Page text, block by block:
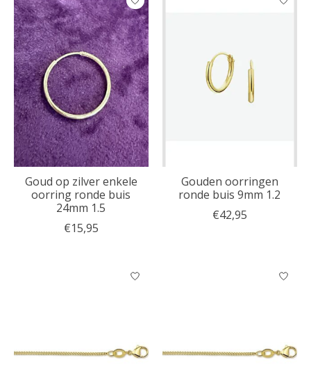
Goud op zilver enkele
oorring ronde buis
24mm 1.5
€15,95
Gouden oorringen
ronde buis 9mm 1.2
€42,95